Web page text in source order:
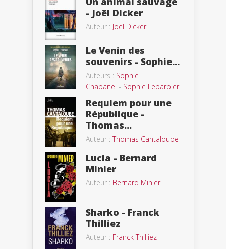
- Joël Dicker
Auteur : Joël Dicker
Le Venin des
souvenirs - Sophie...
Auteurs : Sophie
Chabanel - Sophie Lebarbier
Requiem pour une
République -
Thomas...
Auteur :Thomas Cantaloube
Lucia - Bernard
Minier
Auteur : Bernard Minier
Sharko - Franck
Thilliez
Auteur : Franck Thilliez